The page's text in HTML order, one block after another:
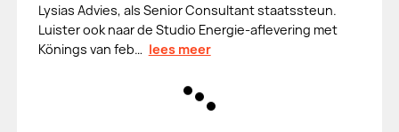
Lysias Advies, als Senior Consultant staatssteun.
Luister ook naar de Studio Energie-aflevering met
Könings van feb… lees meer